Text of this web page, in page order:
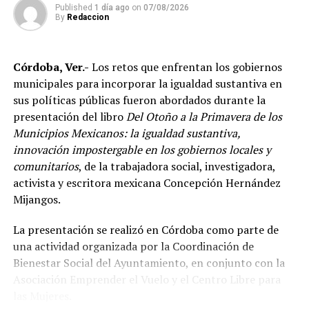
en competencias internacionales de artes marciales
mixtas y sostuvo que el país se ha consolidado como una
en esta disciplina.
De acuerdo con el dirigente deportivo, México ha
conseguido cinco campeonatos panamericanos
consecutivos por equipos, superando a delegaciones
como Estados Unidos y Brasil, considerado uno de los
países con mayor tradición en las artes marciales
mixtas.
Ante los cuestionamientos sobre el nivel de agresividad
de este deporte, señaló que las competencias cuentan
con reglamentos y categorías diferenciadas de acuerdo
con la edad y experiencia de los participantes.
Published 1 día ago on 07/08/2026
By Redaccion
Córdoba, Ver.- Los retos que enfrentan los gobiernos
municipales para incorporar la igualdad sustantiva en
sus políticas públicas fueron abordados durante la
presentación del libroDel Otoño a la Primavera de los
Municipios Mexicanos: la igualdad sustantiva,
innovación impostergable en los gobiernos locales y
comunitarios, de la trabajadora social, investigadora,
activista y escritora mexicana Concepción Hernández
Mijangos.
La presentación se realizó en Córdoba como parte de
una actividad organizada por la Coordinación de
Bienestar Social del Ayuntamiento, en conjunto con la
Asociación Emprender el Vuelo y el Centro Libre para